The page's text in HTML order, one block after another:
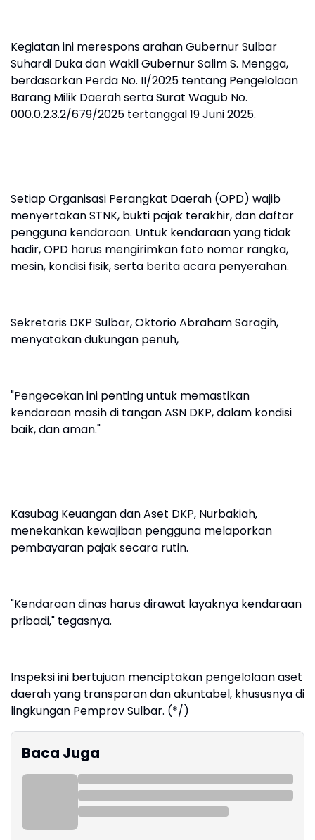
Kegiatan ini merespons arahan Gubernur Sulbar
Suhardi Duka dan Wakil Gubernur Salim S. Mengga,
berdasarkan Perda No. II/2025 tentang Pengelolaan
Barang Milik Daerah serta Surat Wagub No.
000.0.2.3.2/679/2025 tertanggal 19 Juni 2025.
Setiap Organisasi Perangkat Daerah (OPD) wajib
menyertakan STNK, bukti pajak terakhir, dan daftar
pengguna kendaraan. Untuk kendaraan yang tidak
hadir, OPD harus mengirimkan foto nomor rangka,
mesin, kondisi fisik, serta berita acara penyerahan.
Sekretaris DKP Sulbar, Oktorio Abraham Saragih,
menyatakan dukungan penuh,
"Pengecekan ini penting untuk memastikan
kendaraan masih di tangan ASN DKP, dalam kondisi
baik, dan aman."
Kasubag Keuangan dan Aset DKP, Nurbakiah,
menekankan kewajiban pengguna melaporkan
pembayaran pajak secara rutin.
"Kendaraan dinas harus dirawat layaknya kendaraan
pribadi," tegasnya.
Inspeksi ini bertujuan menciptakan pengelolaan aset
daerah yang transparan dan akuntabel, khususnya di
lingkungan Pemprov Sulbar. (*/)
Baca Juga